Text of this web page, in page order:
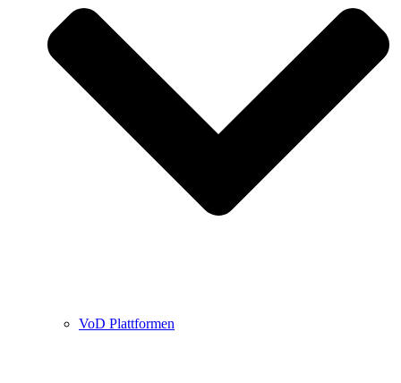
VoD Plattformen